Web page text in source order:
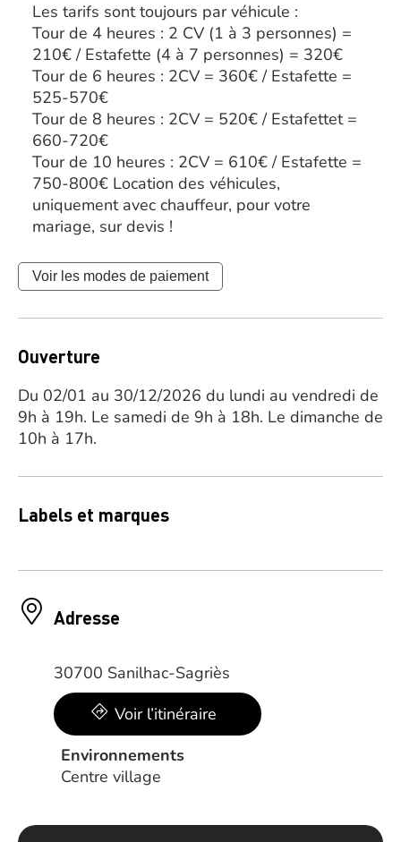
Les tarifs sont toujours par véhicule :
Tour de 4 heures : 2 CV (1 à 3 personnes) =
210€ / Estafette (4 à 7 personnes) = 320€
Tour de 6 heures : 2CV = 360€ / Estafette =
525-570€
Tour de 8 heures : 2CV = 520€ / Estafettet =
660-720€
Tour de 10 heures : 2CV = 610€ / Estafette =
750-800€ Location des véhicules,
uniquement avec chauffeur, pour votre
mariage, sur devis !
Voir les modes de paiement
Ouverture
Du 02/01 au 30/12/2026 du lundi au vendredi de
9h à 19h. Le samedi de 9h à 18h. Le dimanche de
10h à 17h.
Labels et marques
Adresse
30700 Sanilhac-Sagriès
Voir l’itinéraire
Environnements
Centre village